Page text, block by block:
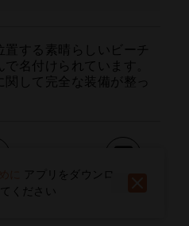
する素晴らしいビーチ
名付けられています。
して完全な装備が整っ
ル
アプリをダウンロ
ください